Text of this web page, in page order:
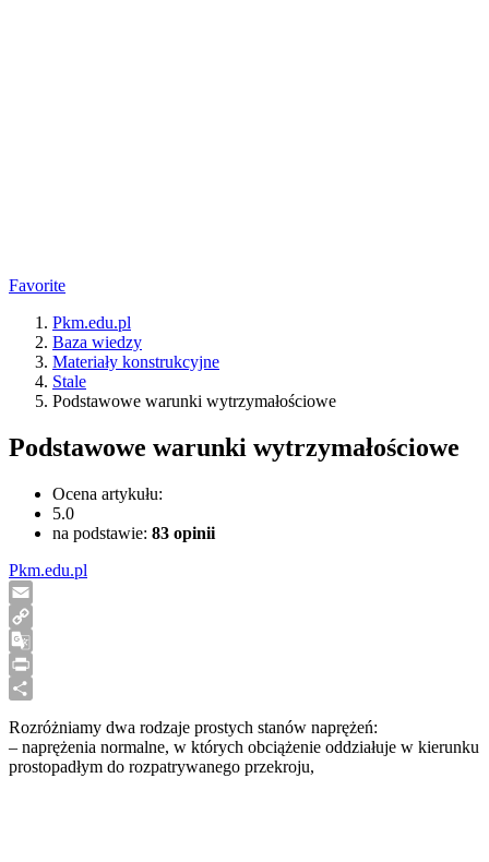
Favorite
Pkm.edu.pl
Baza wiedzy
Materiały konstrukcyjne
Stale
Podstawowe warunki wytrzymałościowe
Podstawowe warunki wytrzymałościowe
Ocena artykułu:
5.0
na podstawie: 83 opinii
Pkm.edu.pl
Email
Copy
Link
Google
Translate
Print
Rozróżniamy dwa rodzaje prostych stanów naprężeń:
– naprężenia normalne, w których obciążenie oddziałuje w kierunku
prostopadłym do rozpatrywanego przekroju,